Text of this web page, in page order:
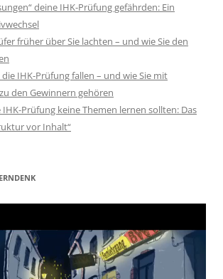
deine IHK-Prüfung gefährden: Ein
früher über Sie lachten – und wie Sie den
IHK-Prüfung fallen – und wie Sie mit
den Gewinnern gehören
Prüfung keine Themen lernen sollten: Das
vor Inhalt“